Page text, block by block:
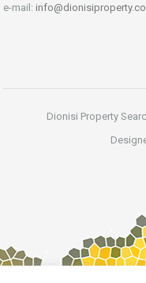
e-mail:
Dionisi Property